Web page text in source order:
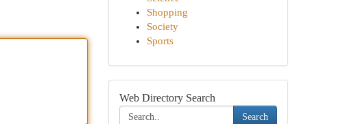
Shopping
Society
Sports
Web Directory Search
Search